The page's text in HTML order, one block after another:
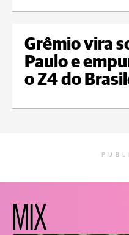
Grêmio vira
Paulo e
o Z4 do
MIX